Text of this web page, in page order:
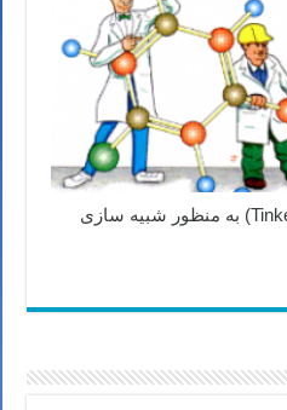
آشنایی با نرم افزار تینکر (Tinker) به منظور شبیه سازی